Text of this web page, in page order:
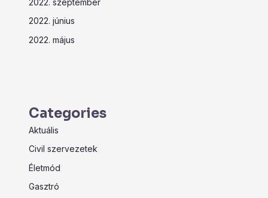
2022. június
2022. május
Categories
Aktuális
Civil szervezetek
Életmód
Gasztró